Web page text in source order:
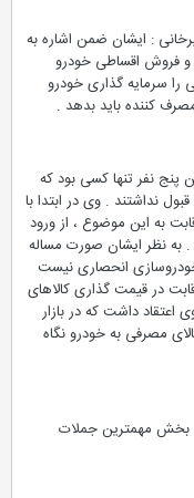
: ایشان ضمن اشاره به
کاهش قیمت در سال های 90 و 91 و فروش اقساطی خودرو
سرمایه گذاری خودرو
کننده باید بدهد .
نفر تنها کسی بود که
نداشتند . وی در ابتدا با
رقابت به این موضوع ، از ورود
نظر ایشان صورت مساله
انحصاری نیست
در قیمت گذاری کالاهای
داشت که در بازار
کالای مصرفی به خودرو نگاه
مهمترین جملات